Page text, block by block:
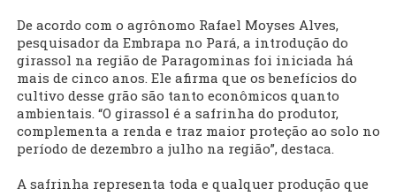
De acordo com o agrônomo Rafael Moyses Alves,
pesquisador da Embrapa no Pará, a introdução do
girassol na região de Paragominas foi iniciada há
mais de cinco anos. Ele afirma que os benefícios do
cultivo desse grão são tanto econômicos quanto
ambientais. “O girassol é a safrinha do produtor,
complementa a renda e traz maior proteção ao solo no
período de dezembro a julho na região”, destaca.
A safrinha representa toda e qualquer produção que